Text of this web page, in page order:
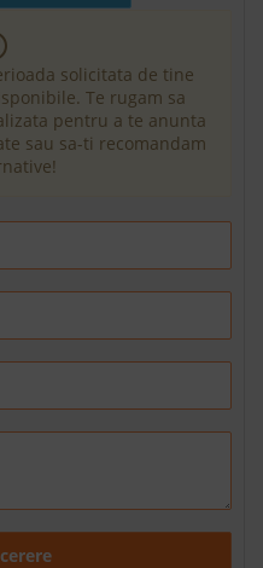
solicitata de tine
Te rugam sa
pentru a te anunta
sau sa-ti recomandam